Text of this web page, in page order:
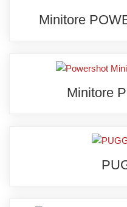
Minitore
Minitore